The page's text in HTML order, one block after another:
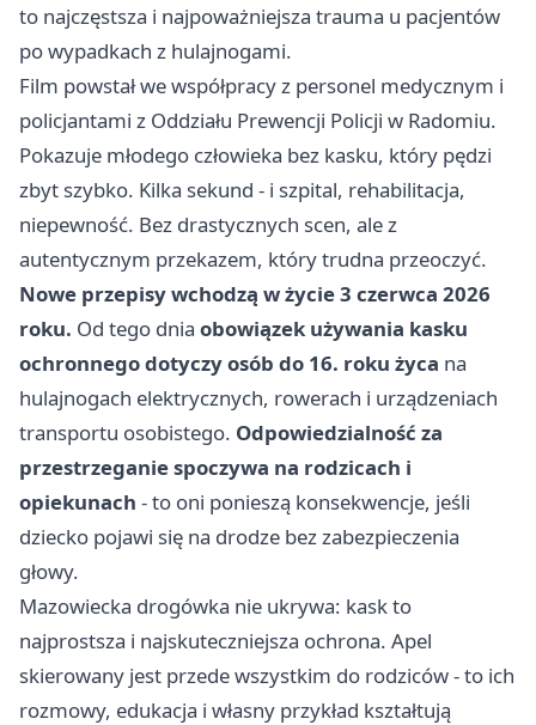
to najczęstsza i najpoważniejsza trauma u pacjentów
po wypadkach z hulajnogami.
Film powstał we współpracy z personel medycznym i
policjantami z Oddziału Prewencji Policji w Radomiu.
Pokazuje młodego człowieka bez kasku, który pędzi
zbyt szybko. Kilka sekund - i szpital, rehabilitacja,
niepewność. Bez drastycznych scen, ale z
autentycznym przekazem, który trudna przeoczyć.
Nowe przepisy wchodzą w życie 3 czerwca 2026
roku. Od tego dnia obowiązek używania kasku
ochronnego dotyczy osób do 16. roku życa na
hulajnogach elektrycznych, rowerach i urządzeniach
transportu osobistego. Odpowiedzialność za
przestrzeganie spoczywa na rodzicach i
opiekunach - to oni ponieszą konsekwencje, jeśli
dziecko pojawi się na drodze bez zabezpieczenia
głowy.
Mazowiecka drogówka nie ukrywa: kask to
najprostsza i najskuteczniejsza ochrona. Apel
skierowany jest przede wszystkim do rodziców - to ich
rozmowy, edukacja i własny przykład kształtują